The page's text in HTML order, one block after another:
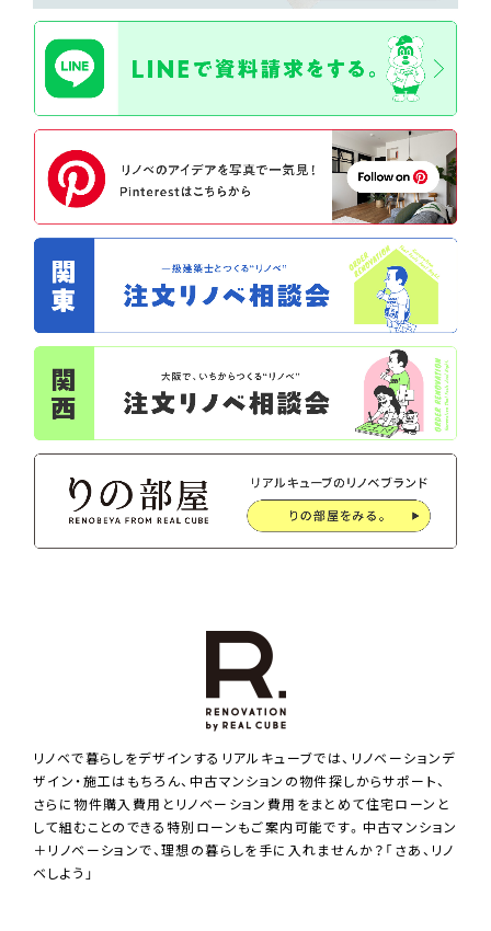
リノベで暮らしをデザインするリアルキューブでは、リノベーションデ
ザイン・施工はもちろん、中古マンションの物件探しからサポート、
さらに物件購入費用とリノベーション費用をまとめて住宅ローンと
して組むことのできる特別ローンもご案内可能です。中古マンション
＋リノベーションで、理想の暮らしを手に入れませんか？「さあ、リノ
ベしよう」